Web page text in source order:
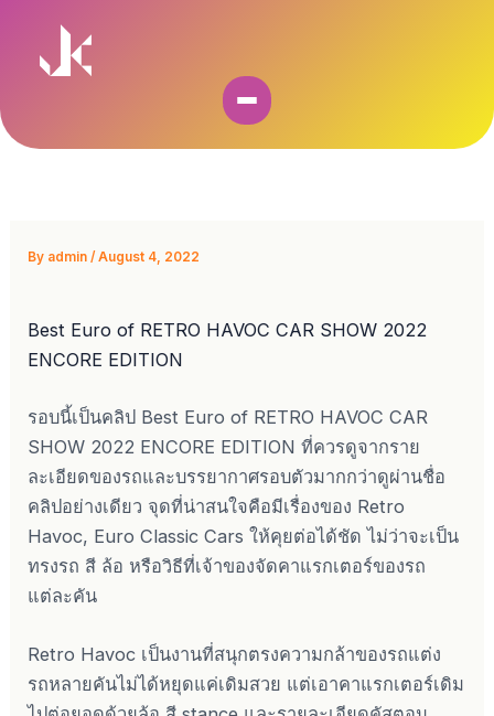
content
By admin/August 4, 2022
Best Euro of RETRO HAVOC CAR SHOW 2022
ENCORE EDITION
รอบนี้เป็นคลิป Best Euro of RETRO HAVOC CAR
SHOW 2022 ENCORE EDITION ที่ควรดูจากราย
ละเอียดของรถและบรรยากาศรอบตัวมากกว่าดูผ่านชื่อ
คลิปอย่างเดียว จุดที่น่าสนใจคือมีเรื่องของ Retro
Havoc, Euro Classic Cars ให้คุยต่อได้ชัด ไม่ว่าจะเป็น
ทรงรถ สี ล้อ หรือวิธีที่เจ้าของจัดคาแรกเตอร์ของรถ
แต่ละคัน
Retro Havoc เป็นงานที่สนุกตรงความกล้าของรถแต่ง
รถหลายคันไม่ได้หยุดแค่เดิมสวย แต่เอาคาแรกเตอร์เดิม